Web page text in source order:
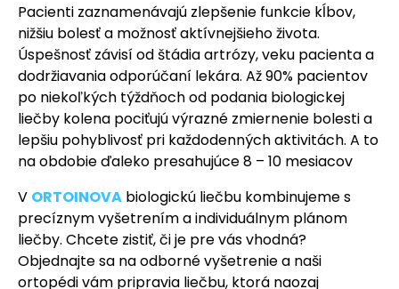
Pacienti zaznamenávajú zlepšenie funkcie kĺbov,
nižšiu bolesť a možnosť aktívnejšieho života.
Úspešnosť závisí od štádia artrózy, veku pacienta a
dodržiavania odporúčaní lekára. Až 90% pacientov
po niekoľkých týždňoch od podania biologickej
liečby kolena pociťujú výrazné zmiernenie bolesti a
lepšiu pohyblivosť pri každodenných aktivitách. A to
na obdobie ďaleko presahujúce 8 – 10 mesiacov
V ORTOINOVA biologickú liečbu kombinujeme s
precíznym vyšetrením a individuálnym plánom
liečby. Chcete zistiť, či je pre vás vhodná?
Objednajte sa na odborné vyšetrenie a naši
ortopédi vám pripravia liečbu, ktorá naozaj